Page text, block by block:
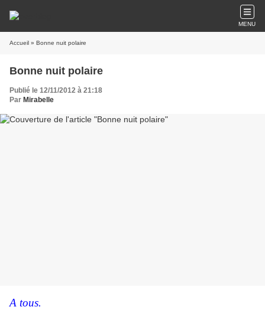
MENU
Accueil » Bonne nuit polaire
Bonne nuit polaire
Publié le 12/11/2012 à 21:18
Par Mirabelle
A tous.